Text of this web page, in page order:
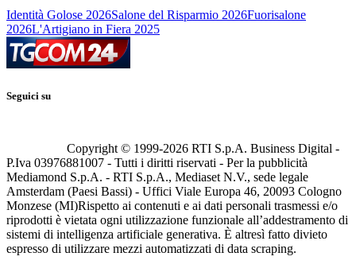
Identità Golose 2026Salone del Risparmio 2026Fuorisalone
2026L'Artigiano in Fiera 2025
Seguici su
Copyright © 1999-2026 RTI S.p.A. Business Digital -
P.Iva 03976881007 - Tutti i diritti riservati - Per la pubblicità
Mediamond S.p.A. - RTI S.p.A., Mediaset N.V., sede legale
Amsterdam (Paesi Bassi) - Uffici Viale Europa 46, 20093 Cologno
Monzese (MI)Rispetto ai contenuti e ai dati personali trasmessi e/o
riprodotti è vietata ogni utilizzazione funzionale all’addestramento di
sistemi di intelligenza artificiale generativa. È altresì fatto divieto
espresso di utilizzare mezzi automatizzati di data scraping.